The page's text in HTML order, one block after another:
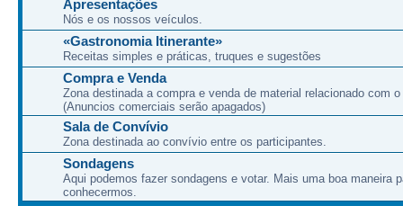
Apresentações
Nós e os nossos veículos.
«Gastronomia Itinerante»
Receitas simples e práticas, truques e sugestões
Compra e Venda
Zona destinada a compra e venda de material relacionado com
(Anuncios comerciais serão apagados)
Sala de Convívio
Zona destinada ao convívio entre os participantes.
Sondagens
Aqui podemos fazer sondagens e votar. Mais uma boa maneira
conhecermos.